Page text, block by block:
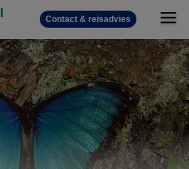
Contact & reisadvies